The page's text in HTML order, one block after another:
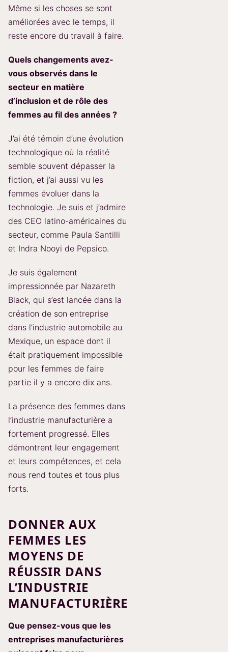
Même si les choses se sont
améliorées avec le temps, il
reste encore du travail à faire.
Quels changements avez-
vous observés dans le
secteur en matière
d’inclusion et de rôle des
femmes au fil des années ?
J’ai été témoin d’une évolution
technologique où la réalité
semble souvent dépasser la
fiction, et j’ai aussi vu les
femmes évoluer dans la
technologie. Je suis et j’admire
des CEO latino-américaines du
secteur, comme Paula Santilli
et Indra Nooyi de Pepsico.
Je suis également
impressionnée par Nazareth
Black, qui s’est lancée dans la
création de son entreprise
dans l’industrie automobile au
Mexique, un espace dont il
était pratiquement impossible
pour les femmes de faire
partie il y a encore dix ans.
La présence des femmes dans
l’industrie manufacturière a
fortement progressé. Elles
démontrent leur engagement
et leurs compétences, et cela
nous rend toutes et tous plus
forts.
DONNER AUX
FEMMES LES
MOYENS DE
RÉUSSIR DANS
L’INDUSTRIE
MANUFACTURIÈRE
Que pensez-vous que les
entreprises manufacturières